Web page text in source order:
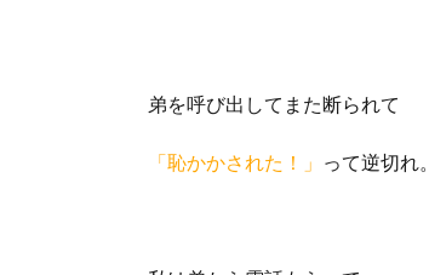
弟を呼び出してまた断られて
「恥かかされた！」 って逆切れ。